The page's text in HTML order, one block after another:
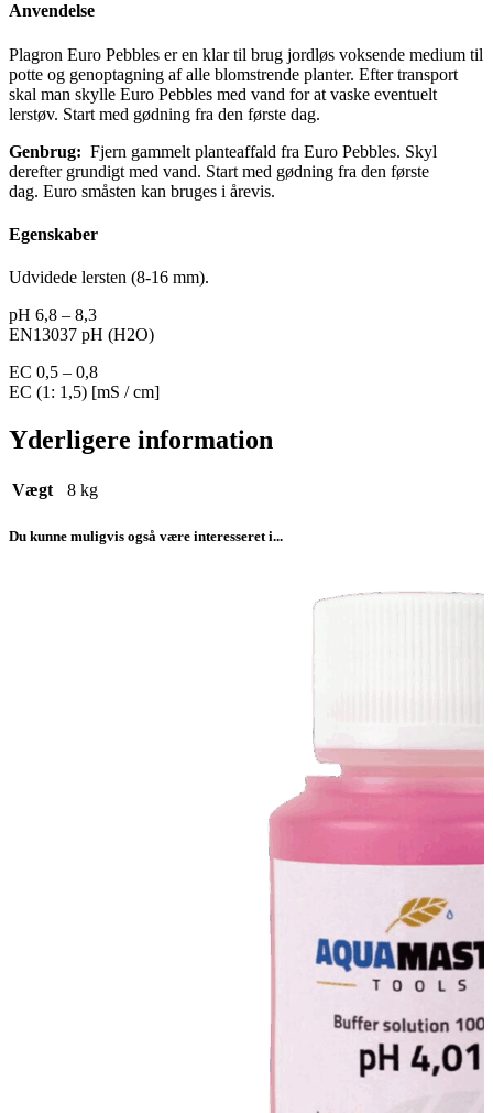
Anvendelse
Plagron Euro Pebbles er en klar til brug jordløs voksende medium til
potte og genoptagning af alle blomstrende planter. Efter transport
skal man skylle Euro Pebbles med vand for at vaske eventuelt
lerstøv. Start med gødning fra den første dag.
Genbrug: Fjern gammelt planteaffald fra Euro Pebbles. Skyl
derefter grundigt med vand. Start med gødning fra den første
dag. Euro småsten kan bruges i årevis.
Egenskaber
Udvidede lersten (8-16 mm).
pH 6,8 – 8,3
EN13037 pH (H2O)
EC 0,5 – 0,8
EC (1: 1,5) [mS / cm]
Yderligere information
Vægt 8 kg
Du kunne muligvis også være interesseret i...